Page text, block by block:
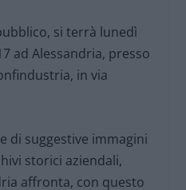
si terrà lunedì
ad Alessandria, presso
in via
di suggestive immagini
storici aziendali,
affronta, con questo